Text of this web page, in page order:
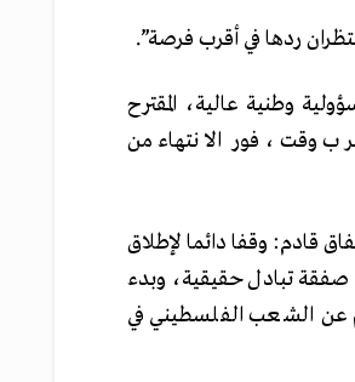
ردها في أقرب فرصة”.
وطنية عالية، المقترح
وقت، فور الانتهاء من
قادم: وقفا دائما لإطلاق
صفقة تبادل حقيقية، وبدء
عن الشعب الفلسطيني في